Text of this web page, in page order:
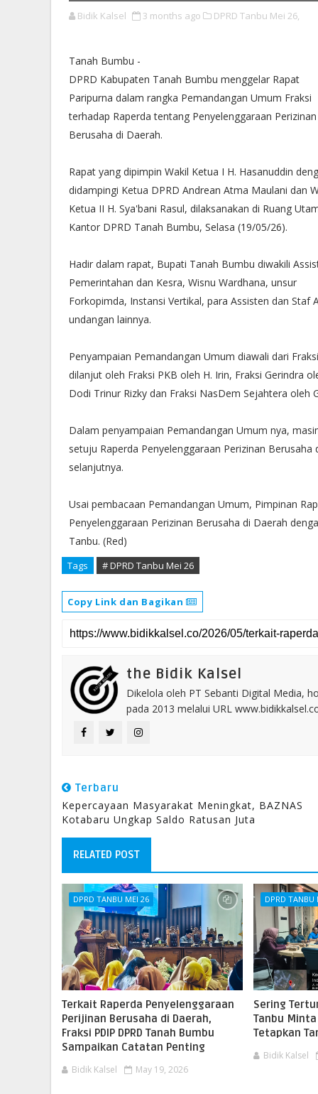
Bidik Kalsel 3 months ago DPRD Tanbu Mei 26,
Tanah Bumbu -
DPRD Kabupaten Tanah Bumbu menggelar Rapat
Paripurna dalam rangka Pemandangan Umum Fraksi
terhadap Raperda tentang Penyelenggaraan Perizinan
Berusaha di Daerah.
Rapat yang dipimpin Wakil Ketua I H. Hasanuddin
didampingi Ketua DPRD Andrean Atma Maulani dan
Ketua II H. Sya'bani Rasul, dilaksanakan di Ruang
Kantor DPRD Tanah Bumbu, Selasa (19/05/26).
Hadir dalam rapat, Bupati Tanah Bumbu diwakili
Pemerintahan dan Kesra, Wisnu Wardhana, unsur
Forkopimda, Instansi Vertikal, para Assisten dan Staf
undangan lainnya.
Penyampaian Pemandangan Umum diawali dari
dilanjut oleh Fraksi PKB oleh H. Irin, Fraksi Gerindra
Dodi Trinur Rizky dan Fraksi NasDem Sejahtera oleh
Dalam penyampaian Pemandangan Umum nya,
setuju Raperda Penyelenggaraan Perizinan
selanjutnya.
Usai pembacaan Pemandangan Umum, Pimpinan
Penyelenggaraan Perizinan Berusaha di Daerah
Tanbu. (Red)
Tags # DPRD Tanbu Mei 26
Copy Link dan Bagikan
the Bidik Kalsel
Dikelola oleh PT Sebanti Digital Media,
pada 2013 melalui URL
Terbaru
Kepercayaan Masyarakat Meningkat, BAZNAS
Kotabaru Ungkap Saldo Ratusan Juta
RELATED POST
DPRD TANBU MEI 26
Terkait Raperda Penyelenggaraan
Perijinan Berusaha di Daerah,
Fraksi PDIP DPRD Tanah Bumbu
Sampaikan Catatan Penting
Bidik Kalsel May 19, 2026
DPRD TANBU
Sering
Tanbu Minta
Tetapkan
Bidik Kalsel